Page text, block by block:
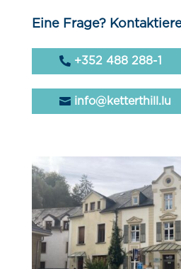
Eine Frage?
+352 488 288-1
info@ketterthill.lu